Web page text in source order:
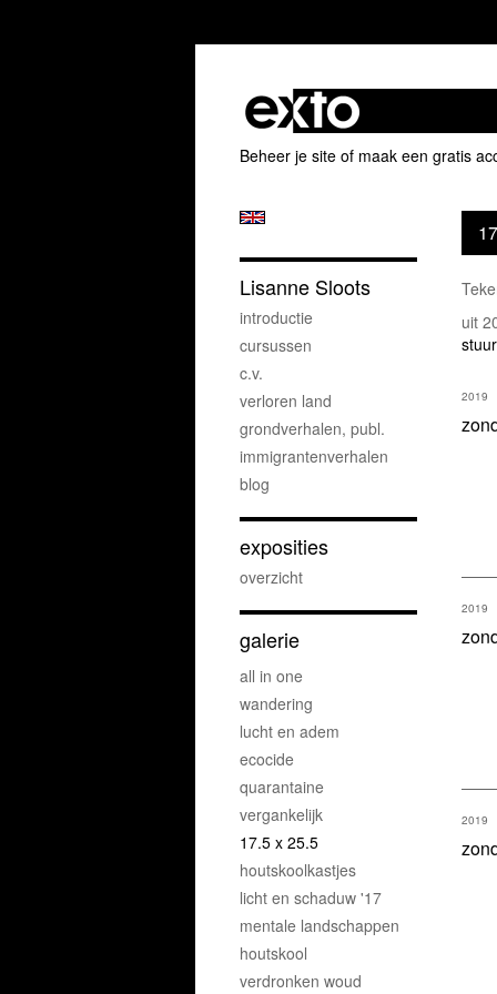
Beheer je site of maak een gratis
uit
2019
2019
2019
Lisanne Sloots
introductie
cursussen
c.v.
verloren land
grondverhalen, publ.
immigrantenverhalen
blog
exposities
overzicht
galerie
all in one
wandering
lucht en adem
ecocide
quarantaine
vergankelijk
17.5 x 25.5
houtskoolkastjes
licht en schaduw '17
mentale landschappen
houtskool
verdronken woud